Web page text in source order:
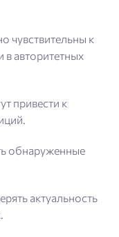
чувствительны к
авторитетных
привести к
обнаруженные
актуальность